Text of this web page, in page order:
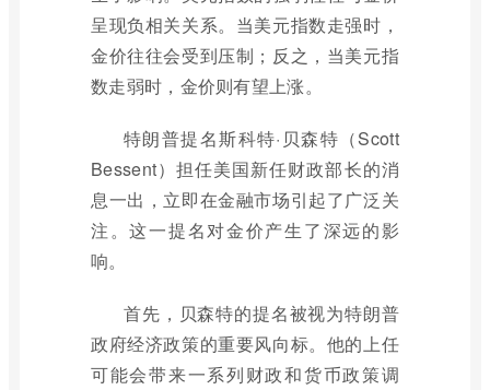
呈现负相关关系。当美元指数走强时，
金价往往会受到压制；反之，当美元指
数走弱时，金价则有望上涨。
特朗普提名斯科特·贝森特（Scott
Bessent）担任美国新任财政部长的消
息一出，立即在金融市场引起了广泛关
注。这一提名对金价产生了深远的影
响。
首先，贝森特的提名被视为特朗普
政府经济政策的重要风向标。他的上任
可能会带来一系列财政和货币政策调